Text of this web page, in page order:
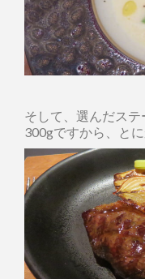
そして、選んだステ
300gですから、とに